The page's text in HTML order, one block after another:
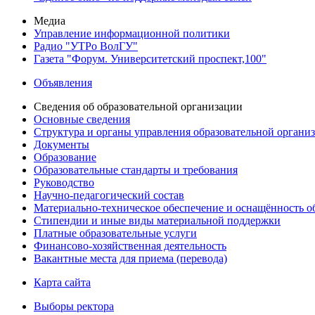
Медиа
Управление информационной политики
Радио "УТРо ВолГУ"
Газета "Форум. Университетский проспект,100"
Объявления
Сведения об образовательной организации
Основные сведения
Структура и органы управления образовательной
Документы
Образование
Образовательные стандарты и требования
Руководство
Научно-педагогический состав
Материально-техническое обеспечение и оснащённость
Стипендии и иные виды материальной поддержки
Платные образовательные услуги
Финансово-хозяйственная деятельность
Вакантные места для приема (перевода)
Карта сайта
Выборы ректора